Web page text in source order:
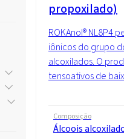
propoxilado)
ROKAnol® NL8P4
iônicos do grupo
alcoxilados. O
tensoativos de
Composição
Álcoois